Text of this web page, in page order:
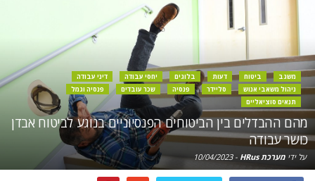
משגב ביטוח דעות בלוגים יחסי עבודה
דיני עבודה
ניהול משאבי אנוש
סליידר פנסיה שכר עובדים
פנסיה וגמל
תנאים סוציאליים
מהם ההבדלים בין הביטוחים הפנסיוניים בנוגע לביטוח אבדן
כושר עבודה
על ידי מערכת HRus -
10/04/2023